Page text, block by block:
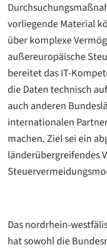
vorliegende Material
über komplexe
außereuropäische
bereitet das IT-
die Daten technisch
auch anderen
internationalen
machen. Ziel sei ein
länderübergreifendes
Das nordrhein-
hat sowohl die